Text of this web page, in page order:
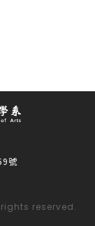
號
reserved.